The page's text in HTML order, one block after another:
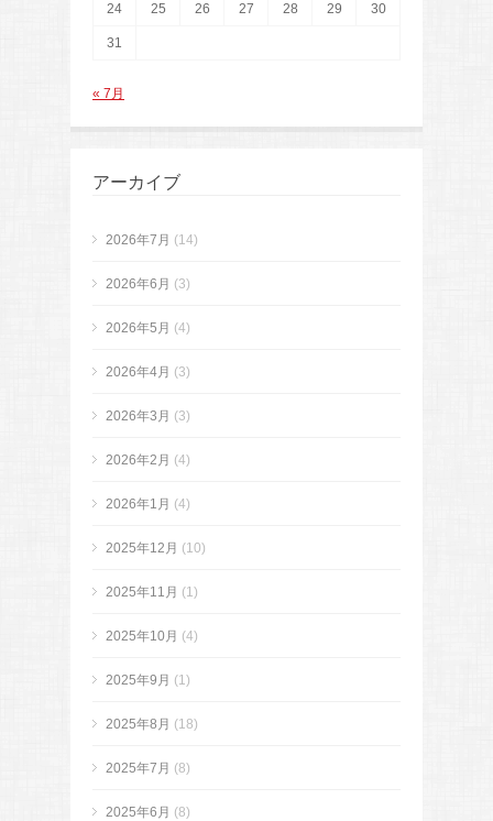
24 25 26 27 28 29 30
31
« 7月
アーカイブ
2026年7月 (14)
2026年6月 (3)
2026年5月 (4)
2026年4月 (3)
2026年3月 (3)
2026年2月 (4)
2026年1月 (4)
2025年12月 (10)
2025年11月 (1)
2025年10月 (4)
2025年9月 (1)
2025年8月 (18)
2025年7月 (8)
2025年6月 (8)